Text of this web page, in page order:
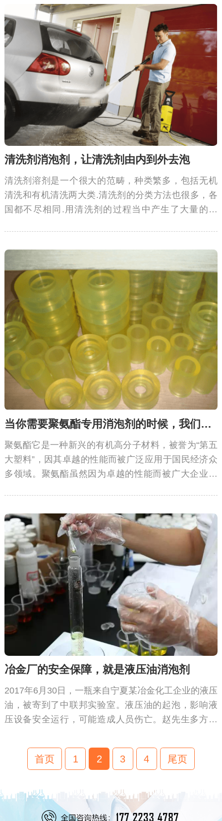
影响美观，那么怎样怎么解决呢?不用怕，涂料专用消
泡剂帮你搞定!
清洗剂消泡剂，让清洗剂由内到外去泡
清洗剂溶剂是一个很大的范畴，种类繁多，包括无机
清洗和有机清洗两大类.清洗剂的分类方法也很多，各
国都不尽相同.用清洗剂的过程当中产生了大量的泡
干净，延迟清洗时间，以及成本的增加。作业过程中
加入清洗剂消泡剂能有效消除气泡。
当你需要聚氨酯专用消泡剂的时候，我们就开始有故事了
聚氨酯它是一种新兴的有机高分子材料，被誉为“第五
大塑料”，因其卓越的性能而被广泛应用于国民经济众
多领域。聚氨酯虽然因为卓越的性能而被广大企业青
剂能很有效消除气泡和抑泡。
冶金厂的安全保障，就是液压油消泡剂
2017年6月30日，一瓶来自宁夏某冶金化工企业的液压
油，被寄到了中联邦实验室。液压油的起泡，影响液
压设备安全运行，可能造成人员伤亡。赵先生多方求
首页 1 2 3 4 尾页